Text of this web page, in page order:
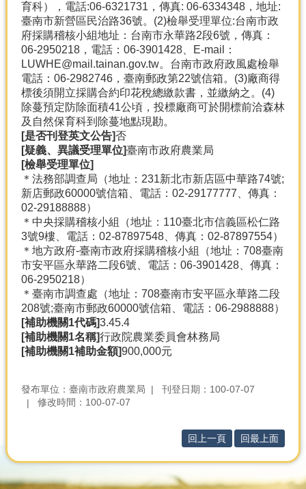
育科），電話:06-6321731，傳真: 06-6334348，地址:
臺南市新營區民治路36號。(2)檢舉受理單位:台南市政
府採購稽核小組地址：台南市永華路2段6號，傳真：
06-2950218，電話：06-3901428、E-mail：
LUWHE@mail.tainan.gov.tw。台南市政府政風處檢舉
電話：06-2982746，臺南郵政第22號信箱。(3)廠商得
標後須開立採購合約印花稅總繳款書，並繳納之。(4)
除蔓預定防除面積41公頃，投標廠商可於開標前洽森林
及自然保育科到除蔓地點現勘。
[是否刊登英文公告]否
[疑義、異議受理單位]臺南市政府農業局
[檢舉受理單位]
＊法務部調查局（地址：231新北市新店區中華路74號;
新店郵政60000號信箱、電話：02-29177777、傳真：
02-29188888）
＊中央採購稽核小組（地址：110臺北市信義區松仁路
3號9樓、電話：02-87897548、傳真：02-87897554）
＊地方政府-臺南市政府採購稽核小組（地址：708臺南
市安平區永華路二段6號、電話：06-3901428、傳真：
06-2950218）
＊臺南市調查處（地址：708臺南市安平區永華路二段
208號;臺南市郵政60000號信箱、電話：06-2988888）
[補助機關1代碼]3.45.4
[補助機關1名稱]行政院農業委員會林務局
[補助機關1補助金額]900,000元
發布單位：臺南市政府農業局
刊登日期：100-07-07
修改時間：100-07-07
回上一頁 回最上面